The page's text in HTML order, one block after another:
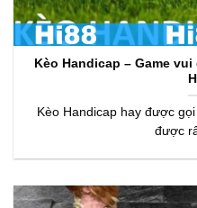
Kèo Handicap – Game
Kèo Handicap hay được
được